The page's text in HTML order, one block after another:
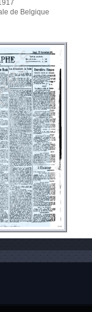
de Belgique